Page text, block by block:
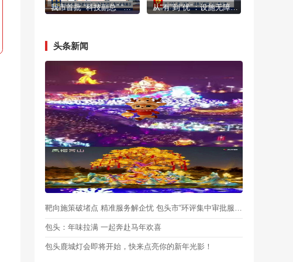
我市首批 “科技副总” “产业教授”进行成果展示 从“有”到“优”：设施无障碍 出行更有爱
头条新闻
靶向施策破堵点 精准服务解企忧 包头市“环评集中审批服务月”启动
包头：年味拉满 一起奔赴马年欢喜
包头鹿城灯会即将开始，快来点亮你的新年光影！